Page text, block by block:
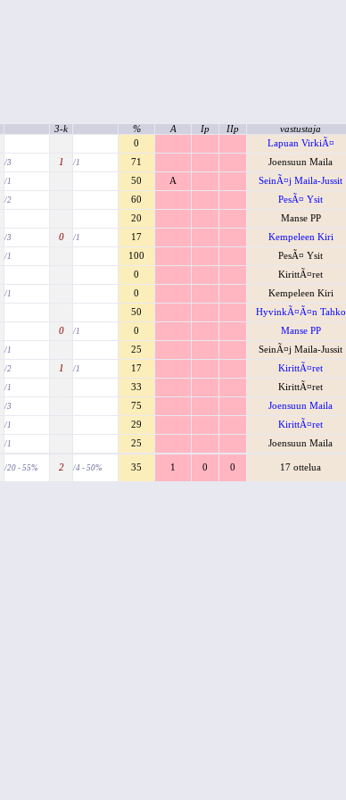
3-k % A Ip IIp vastustaja
0
Lapuan VirkiÃ¤
/3 1 /1 71
Joensuun Maila
/1 50 A
SeinÃ¤j Maila-Jussit
/2 60
PesÃ¤ Ysit
20
Manse PP
/3 0 /1 17
Kempeleen Kiri
/1 100
PesÃ¤ Ysit
0
KirittÃ¤ret
/1 0
Kempeleen Kiri
50
HyvinkÃ¤Ã¤n Tahko
0 /1 0
Manse PP
/1 25
SeinÃ¤j Maila-Jussit
/2 1 /1 17
KirittÃ¤ret
/1 33
KirittÃ¤ret
/3 75
Joensuun Maila
/1 29
KirittÃ¤ret
/1 25 Joensuun Maila
/20 - 55% 2 /4 - 50% 35 1 0 0 17 ottelua